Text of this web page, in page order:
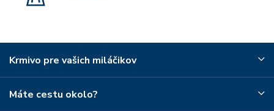
Krmivo pre vašich miláčikov
Máte cestu okolo?